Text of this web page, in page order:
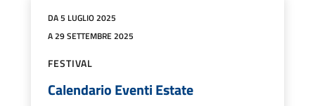
DA 5 LUGLIO 2025
A 29 SETTEMBRE 2025
FESTIVAL
Calendario Eventi Estate